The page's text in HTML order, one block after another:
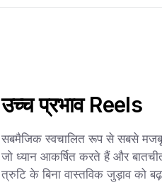
उच्च प्रभाव Reels
सबमैजिक स्वचालित रूप से सबसे
जो ध्यान आकर्षित करते हैं और
त्रुटि के बिना वास्तविक जुड़ाव को